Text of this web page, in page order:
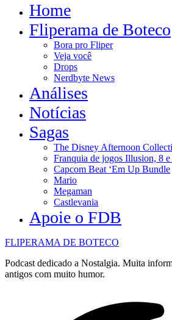
Home
Fliperama de Boteco
Bora pro Fliper
Veja você
Drops
Nerdbyte News
Análises
Notícias
Sagas
The Disney Afternoon
Franquia de jogos Illusion, 8
Capcom Beat ‘Em Up Bundle
Mario
Megaman
Castlevania
Apoie o FDB
FLIPERAMA DE BOTECO
Podcast dedicado a Nostalgia. Muita
antigos com muito humor.